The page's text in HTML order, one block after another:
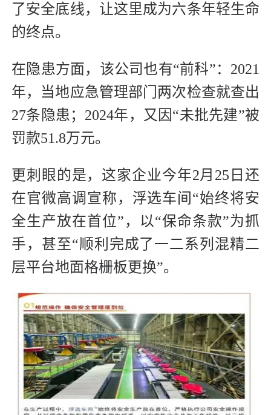
了安全底线，让这里成为六条年轻生命
的终点。
在隐患方面，该公司也有“前科”：2021
年，当地应急管理部门两次检查就查出
27条隐患；2024年，又因“未批先建”被
罚款51.8万元。
更刺眼的是，这家企业今年2月25日还
在官微高调宣称，浮选车间“始终将安
全生产放在首位”，以“保命条款”为抓
手，甚至“顺利完成了一二系列混精二
层平台地面格栅板更换”。